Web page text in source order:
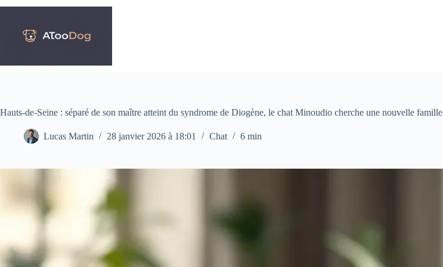
Passer
Hauts-de-Seine : séparé de son maître atteint du syndrome de Diogène, le chat Minoudio cherche une nouvelle famille
Lucas Martin 28 janvier 2026 à 18:01 Chat 6 min